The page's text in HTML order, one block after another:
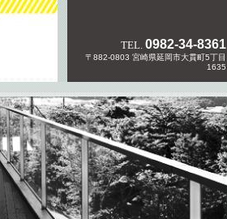
TEL. 0982-34-8361
〒882-0803 宮崎県延岡市大貫町5丁目
1635